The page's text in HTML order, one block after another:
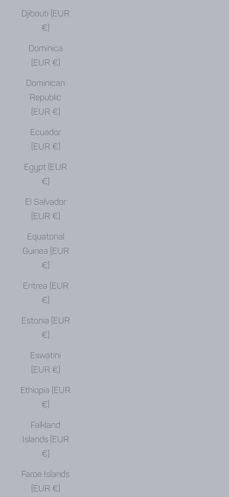
Djibouti (EUR
€)
Dominica
(EUR €)
Dominican
Republic
(EUR €)
Ecuador
(EUR €)
Egypt (EUR
€)
El Salvador
(EUR €)
Equatorial
Guinea (EUR
€)
Eritrea (EUR
€)
Estonia (EUR
€)
Eswatini
(EUR €)
Ethiopia (EUR
€)
Falkland
Islands (EUR
€)
Faroe Islands
(EUR €)